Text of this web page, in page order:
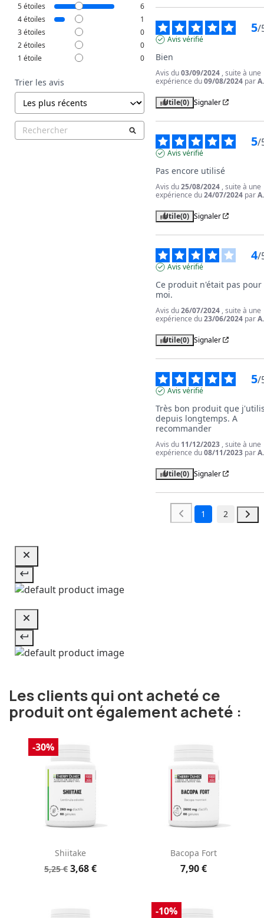
5étoiles
6
4étoiles
1
3étoiles
0
2étoiles
0
1 étoile 0
Trier les avis
5/
Avis vérifié
Bien
Avis du03/09/2024 , suite à une
expérience du09/08/2024 par
Utile(0) Signaler
5/
Avis vérifié
Pas encore utilisé
Avis du25/08/2024 , suite à une
expérience du24/07/2024 par
Utile(0) Signaler
4/
Avis vérifié
Ce produit n'était pas pour
moi.
Avis du26/07/2024 , suite à une
expérience du23/06/2024 par
Utile(0) Signaler
5/
Avis vérifié
Très bon produit que
depuis longtemps. A
recommander
Avis du 11/12/2023 , suite à une
expérience du08/11/2023 par
Utile(0) Signaler
1 2
Les clients qui ont acheté ce
produit ont également acheté :
Shiitake
5,25 € 3,68 €
-30%
Bacopa Fort
7,90 €
-10%